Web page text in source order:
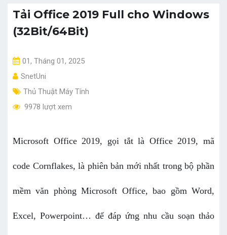
Tải Office 2019 Full cho Windows
(32Bit/64Bit)
01, Tháng 01, 2025
SnetUni
Thủ Thuật Máy Tính
9978 lượt xem
Microsoft Office 2019, gọi tắt là Office 2019, mã
code Cornflakes, là phiên bản mới nhất trong bộ phần
mềm văn phòng Microsoft Office, bao gồm Word,
Excel, Powerpoint… để đáp ứng nhu cầu soạn thảo